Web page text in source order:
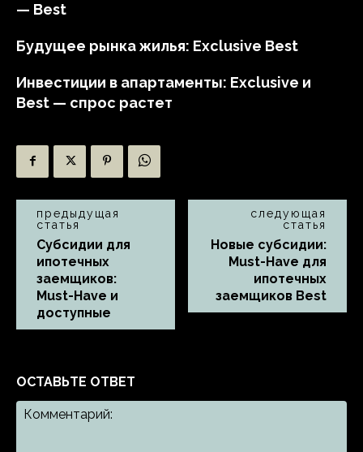
— Best
Будущее рынка жилья: Exclusive Best
Инвестиции в апартаменты: Exclusive и
Best — спрос растет
предыдущая
статья
Субсидии для
ипотечных
заемщиков:
Must-Have и
доступные
следующая
статья
Новые субсидии:
Must-Have для
ипотечных
заемщиков Best
ОСТАВЬТЕ ОТВЕТ